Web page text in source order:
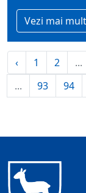
Vezi mai mult
‹ 1 2 ...
...
93 94